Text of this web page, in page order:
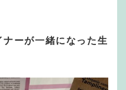
ーが一緒になった生